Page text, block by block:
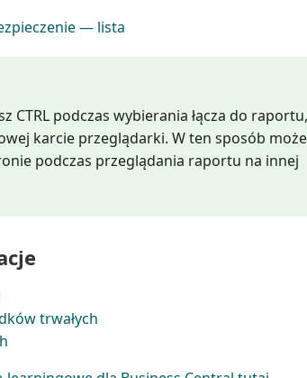
— lista
CTRL podczas wybierania łącza do raportu,
karcie przeglądarki. W ten sposób
podczas przeglądania raportu na innej
trwałych